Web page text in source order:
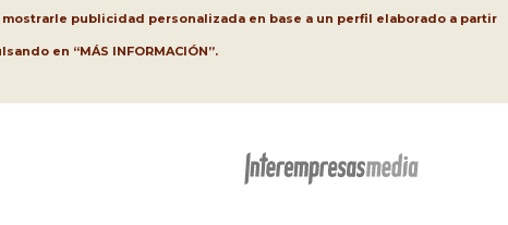
publicidad personalizada en base a un perfil elaborado a partir
en “MÁS INFORMACIÓN”.